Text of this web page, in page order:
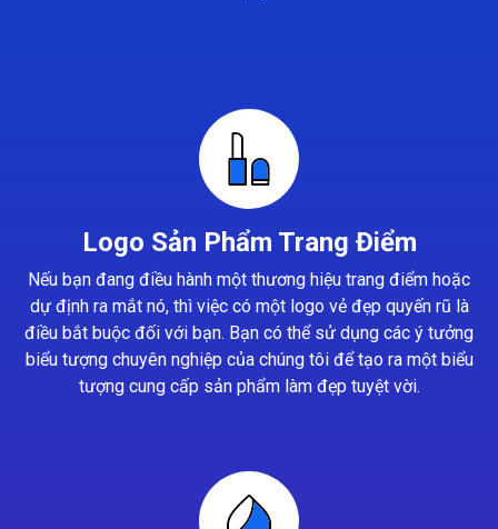
Logo Sản Phẩm Trang Điểm
Nếu bạn đang điều hành một thương hiệu trang điểm hoặc
dự định ra mắt nó, thì việc có một logo vẻ đẹp quyến rũ là
điều bắt buộc đối với bạn. Bạn có thể sử dụng các ý tưởng
biểu tượng chuyên nghiệp của chúng tôi để tạo ra một biểu
tượng cung cấp sản phẩm làm đẹp tuyệt vời.